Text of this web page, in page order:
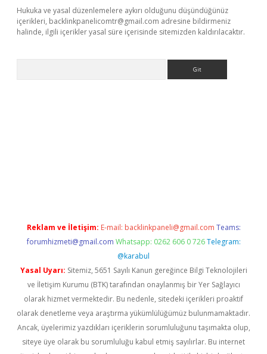
Hukuka ve yasal düzenlemelere aykırı olduğunu düşündüğünüz
içerikleri, backlinkpanelicomtr@gmail.com adresine bildirmeniz
halinde, ilgili içerikler yasal süre içerisinde sitemizden kaldırılacaktır.
Reklam ve İletişim: E-mail: backlinkpaneli@gmail.com Teams:
forumhizmeti@gmail.com Whatsapp: 0262 606 0 726 Telegram:
@karabul
Yasal Uyarı: Sitemiz, 5651 Sayılı Kanun gereğince Bilgi Teknolojileri
ve İletişim Kurumu (BTK) tarafından onaylanmış bir Yer Sağlayıcı
olarak hizmet vermektedir. Bu nedenle, sitedeki içerikleri proaktif
olarak denetleme veya araştırma yükümlülüğümüz bulunmamaktadır.
Ancak, üyelerimiz yazdıkları içeriklerin sorumluluğunu taşımakta olup,
siteye üye olarak bu sorumluluğu kabul etmiş sayılırlar. Bu internet